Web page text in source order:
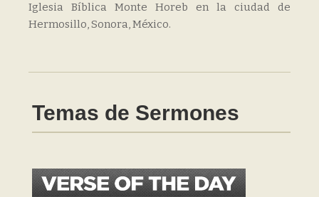
Iglesia Bíblica Monte Horeb en la ciudad de
Hermosillo, Sonora, México.
Temas de Sermones